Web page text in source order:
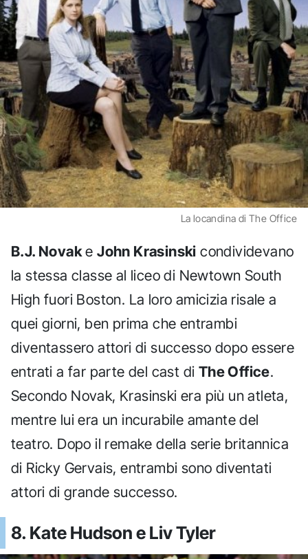
La locandina di The Office
B.J. NovakeJohn Krasinski condividevano
la stessa classe al liceo di Newtown South
High fuori Boston. La loro amicizia risale a
quei giorni, ben prima che entrambi
diventassero attori di successo dopo essere
entrati a far parte del cast di The Office.
Secondo Novak, Krasinski era più un atleta,
mentre lui era un incurabile amante del
teatro. Dopo il remake della serie britannica
di Ricky Gervais, entrambi sono diventati
attori di grande successo.
8. Kate Hudson e Liv Tyler